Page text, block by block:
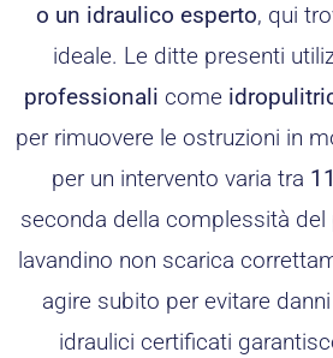
o un idraulico esperto, qui
ideale. Le ditte presenti
professionali come
per rimuovere le ostruzioni in
per un intervento varia tra
seconda della complessità del
lavandino non scarica
agire subito per evitare
idraulici certificati